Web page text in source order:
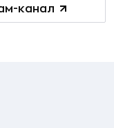
канал